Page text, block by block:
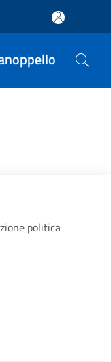
politica